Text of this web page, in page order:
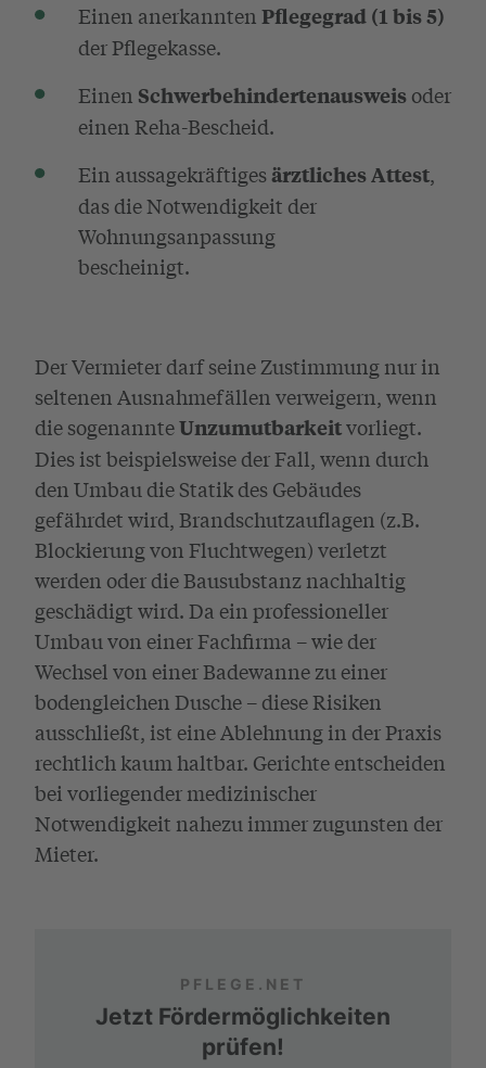
Einen anerkannten Pflegegrad (1 bis 5)
der Pflegekasse.
Einen Schwerbehindertenausweis oder
einen Reha-Bescheid.
Ein aussagekräftigesärztliches Attest,
das die Notwendigkeit der
Wohnungsanpassung
bescheinigt.
Der Vermieter darf seine Zustimmung nur in
seltenen Ausnahmefällen verweigern, wenn
die sogenannteUnzumutbarkeitvorliegt.
Dies ist beispielsweise der Fall, wenn durch
den Umbau die Statik des Gebäudes
gefährdet wird, Brandschutzauflagen (z.B.
Blockierung von Fluchtwegen) verletzt
werden oder die Bausubstanz nachhaltig
geschädigt wird. Da ein professioneller
Umbau von einer Fachfirma – wie der
Wechsel von einer Badewanne zu einer
bodengleichen Dusche – diese Risiken
ausschließt, ist eine Ablehnung in der Praxis
rechtlich kaum haltbar. Gerichte entscheiden
bei vorliegender medizinischer
Notwendigkeit nahezu immer zugunsten der
Mieter.
PFLEGE.NET
Jetzt Fördermöglichkeiten
prüfen!